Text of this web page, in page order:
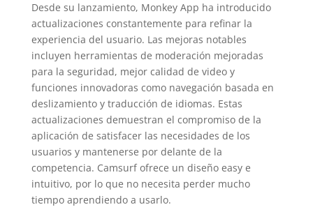
Desde su lanzamiento, Monkey App ha introducido
actualizaciones constantemente para refinar la
experiencia del usuario. Las mejoras notables
incluyen herramientas de moderación mejoradas
para la seguridad, mejor calidad de video y
funciones innovadoras como navegación basada en
deslizamiento y traducción de idiomas. Estas
actualizaciones demuestran el compromiso de la
aplicación de satisfacer las necesidades de los
usuarios y mantenerse por delante de la
competencia. Camsurf ofrece un diseño easy e
intuitivo, por lo que no necesita perder mucho
tiempo aprendiendo a usarlo.